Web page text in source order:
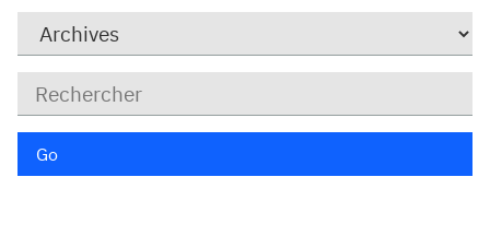
clé
Go